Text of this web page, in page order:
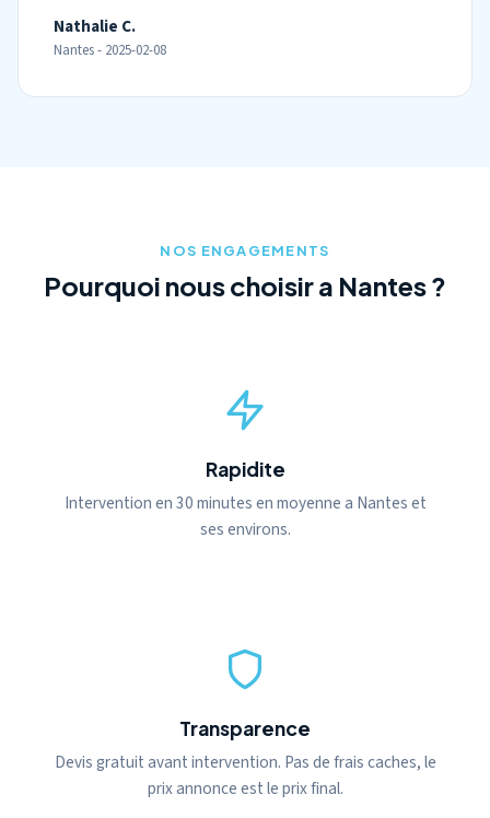
Nathalie C.
Nantes - 2025-02-08
NOS ENGAGEMENTS
Pourquoi nous choisir a Nantes ?
Rapidite
Intervention en 30 minutes en moyenne a Nantes et
ses environs.
Transparence
Devis gratuit avant intervention. Pas de frais caches, le
prix annonce est le prix final.